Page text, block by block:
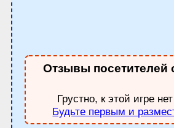
Отзывы посетителей
Грустно, к этой игре
Будьте первым и